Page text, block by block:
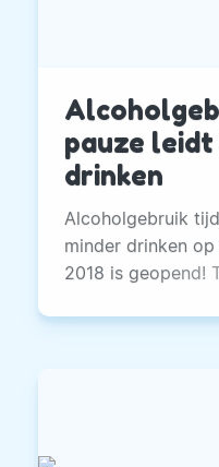
pauze
drinken
Alcoholgebruik
minder drinken
2018 is geopend!
glazen alcohol
centrum zorg en